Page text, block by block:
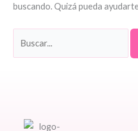
buscando. Quizá pueda